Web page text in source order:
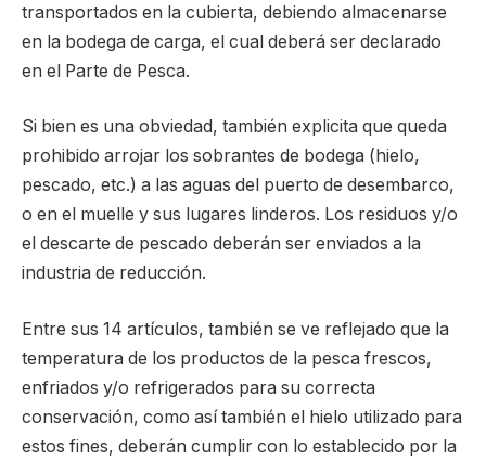
transportados en la cubierta, debiendo almacenarse
en la bodega de carga, el cual deberá ser declarado
en el Parte de Pesca.
Si bien es una obviedad, también explicita que queda
prohibido arrojar los sobrantes de bodega (hielo,
pescado, etc.) a las aguas del puerto de desembarco,
o en el muelle y sus lugares linderos. Los residuos y/o
el descarte de pescado deberán ser enviados a la
industria de reducción.
Entre sus 14 artículos, también se ve reflejado que la
temperatura de los productos de la pesca frescos,
enfriados y/o refrigerados para su correcta
conservación, como así también el hielo utilizado para
estos fines, deberán cumplir con lo establecido por la